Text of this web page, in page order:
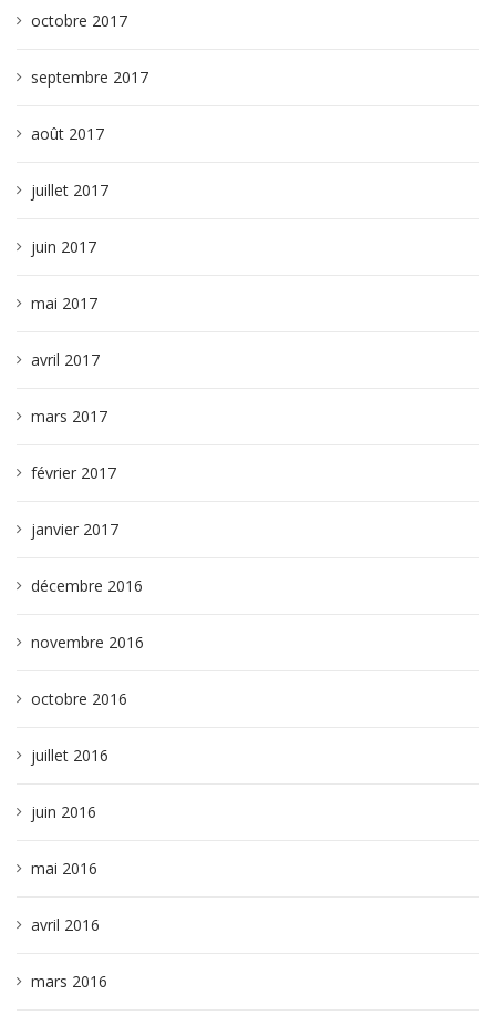
octobre 2017
septembre 2017
août 2017
juillet 2017
juin 2017
mai 2017
avril 2017
mars 2017
février 2017
janvier 2017
décembre 2016
novembre 2016
octobre 2016
juillet 2016
juin 2016
mai 2016
avril 2016
mars 2016